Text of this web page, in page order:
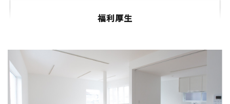
福利厚生